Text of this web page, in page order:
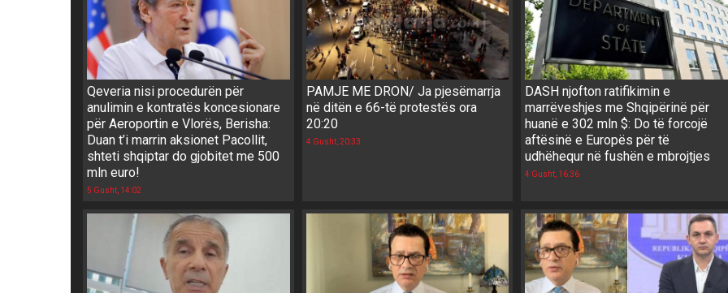
Qeveria nisi procedurën për
anulimin e kontratës koncesionare
për Aeroportin e Vlorës, Berisha:
Duan t’i marrin aksionet Pacollit,
shteti shqiptar do gjobitet me 500
mln euro!
5 Gusht, 14:02
PAMJE ME DRON/ Ja pjesëmarrja
në ditën e 66-të protestës ora
20:20
4 Gusht, 20:33
DASH njofton ratifikimin e
marrëveshjes me Shqipërinë për
huanë e 302 mln $: Do të forcojë
aftësinë e Europës për të
udhëhequr në fushën e mbrojtjes
4 Gusht, 16:36